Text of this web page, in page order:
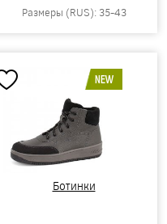
Размеры (RUS): 35-43
NEW
Ботинки